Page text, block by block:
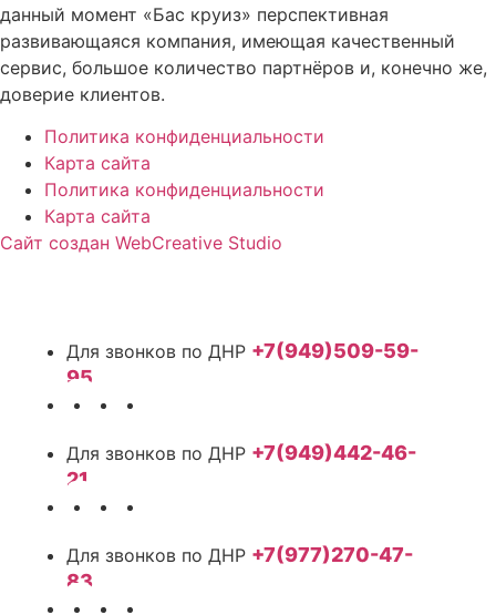
данный момент «Бас круиз» перспективная
развивающаяся компания, имеющая качественный
сервис, большое количество партнёров и, конечно же,
доверие клиентов.
Политика конфиденциальности
Карта сайта
Политика конфиденциальности
Карта сайта
Сайт создан WebCreative Studio
+7(949)509-59-
95
+7(949)442-46-
21
+7(977)270-47-
83